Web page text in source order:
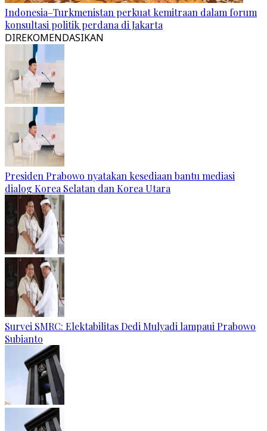
Indonesia–Turkmenistan perkuat kemitraan dalam forum
konsultasi politik perdana di Jakarta
DIREKOMENDASIKAN
Presiden Prabowo nyatakan kesediaan bantu mediasi
dialog Korea Selatan dan Korea Utara
Survei SMRC: Elektabilitas Dedi Mulyadi lampaui Prabowo
Subianto